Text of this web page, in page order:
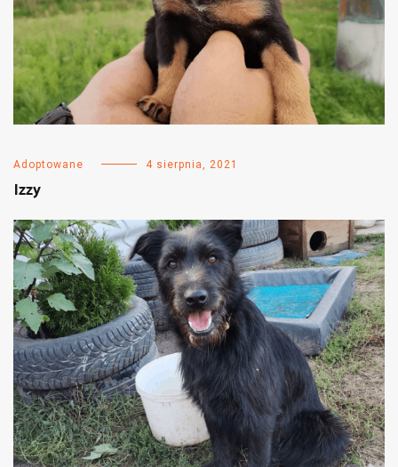
Adoptowane 4 sierpnia, 2021
Izzy